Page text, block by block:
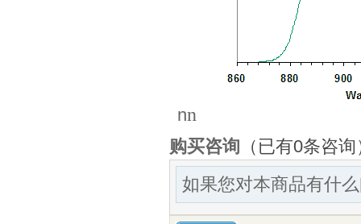
nn
购买咨询 （已有0条咨
如果您对本商品有什